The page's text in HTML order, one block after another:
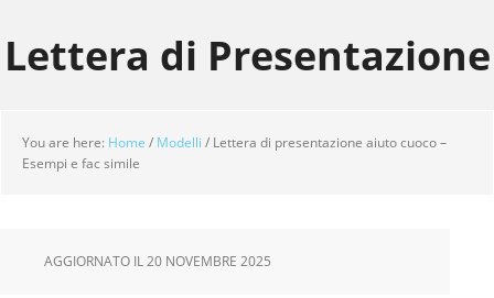
to
main
to
primary
to
footer
Lettera di Presentazione
You are here: Home / Modelli / Lettera di presentazione aiuto cuoco –
Esempi e fac simile
AGGIORNATO IL20 NOVEMBRE 2025